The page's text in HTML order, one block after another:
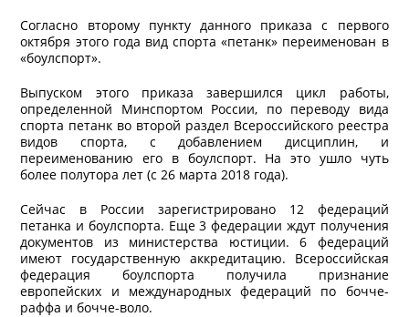
Согласно второму пункту данного приказа с первого
октября этого года вид спорта «петанк» переименован в
«боулспорт».
Выпуском этого приказа завершился цикл работы,
определенной Минспортом России, по переводу вида
спорта петанк во второй раздел Всероссийского реестра
видов спорта, с добавлением дисциплин, и
переименованию его в боулспорт. На это ушло чуть
более полутора лет (с 26 марта 2018 года).
Сейчас в России зарегистрировано 12 федераций
петанка и боулспорта. Еще 3 федерации ждут получения
документов из министерства юстиции. 6 федераций
имеют государственную аккредитацию. Всероссийская
федерация боулспорта получила признание
европейских и международных федераций по бочче-
раффа и бочче-воло.